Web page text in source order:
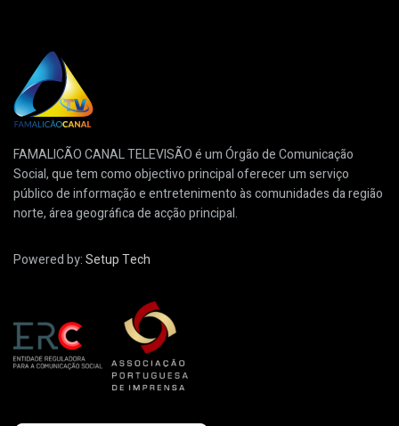
FAMALICÃO CANAL TELEVISÃO é um Órgão de Comunicação
Social, que tem como objectivo principal oferecer um serviço
público de informação e entretenimento às comunidades da região
norte, área geográfica de acção principal.
Powered by:Setup Tech